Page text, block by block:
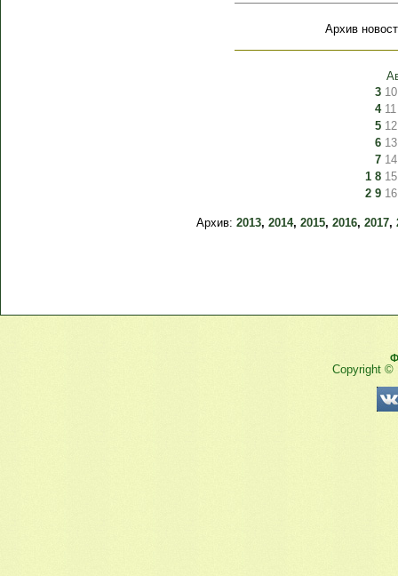
Архив
3 10
4 11
5 12
6 13
7 14
1 8 15
2 9 16
Архив:2013,2014,2015,2016,2017,
Copyright ©